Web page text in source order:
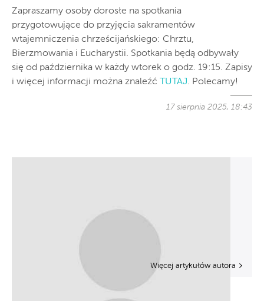
Zapraszamy osoby dorosłe na spotkania
przygotowujące do przyjęcia sakramentów
wtajemniczenia chrześcijańskiego: Chrztu,
Bierzmowania i Eucharystii. Spotkania będą odbywały
się od października w każdy wtorek o godz. 19:15. Zapisy
i więcej informacji można znaleźć
TUTAJ. Polecamy!
17 sierpnia 2025, 18:43
Więcej artykułów autora